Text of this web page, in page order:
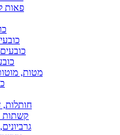
פאות
מטות,
חותלות,
קשתות